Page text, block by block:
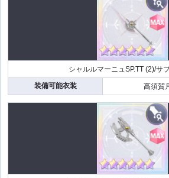
シャルルマーニュSP.TT (2)/サ
装備可能衣装
高須賀